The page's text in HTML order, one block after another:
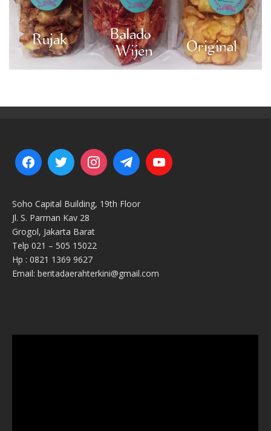
Soho Capital Building, 19th Floor
Jl. S. Parman Kav 28
Grogol, Jakarta Barat
Telp 021 – 505 15022
Hp : 0821 1369 9627
Email: beritadaerahterkini@gmail.com